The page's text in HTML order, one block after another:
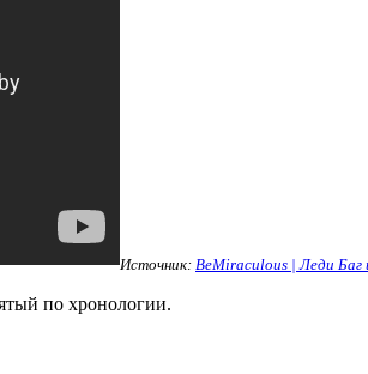
Источник: BeMiraculous | Леди
по хронологии.